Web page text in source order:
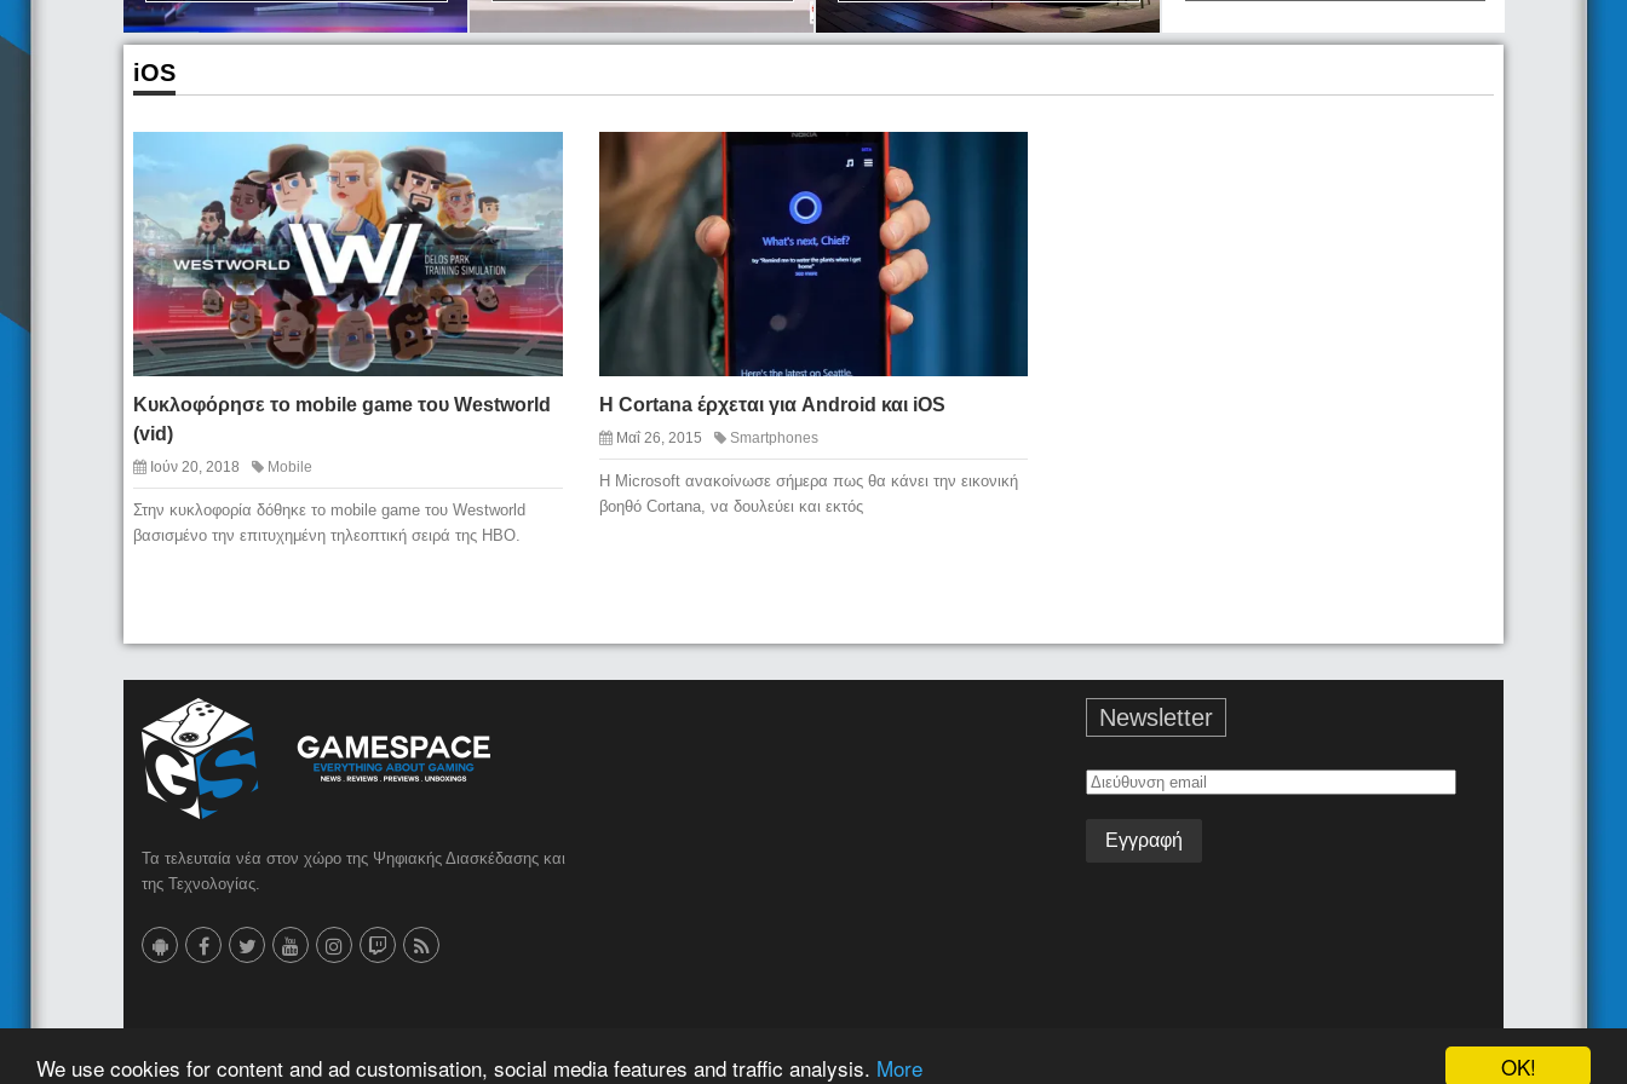
OK!
We use cookies for content and ad customisation, social media features and traffic analysis. More
iOS
Κυκλοφόρησε το mobile game του Westworld
(vid)
Ιούν 20, 2018 Mobile
Στην κυκλοφορία δόθηκε το mobile game του Westworld
βασισμένο την επιτυχημένη τηλεοπτική σειρά της HBO.
Η Cortana έρχεται για Android και iOS
Μαΐ 26, 2015 Smartphones
Η Microsoft ανακοίνωσε σήμερα πως θα κάνει την εικονική
βοηθό Cortana, να δουλεύει και εκτός
Τα τελευταία νέα στον χώρο της Ψηφιακής Διασκέδασης και
της Τεχνολογίας.
Newsletter
Διεύθυνση
Join the team!